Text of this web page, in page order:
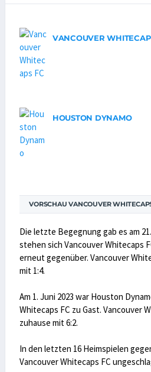
VANCOUVER
HOUSTON DYNAMO
VORSCHAU VANCOUVER
Die letzte Begegnung gab es am
stehen sich Vancouver Whitecaps
erneut gegenüber. Vancouver
mit 1:4.
Am 1. Juni 2023 war Houston
Whitecaps FC zu Gast. Vancouver
zuhause mit 6:2.
In den letzten 16 Heimspielen
Vancouver Whitecaps FC